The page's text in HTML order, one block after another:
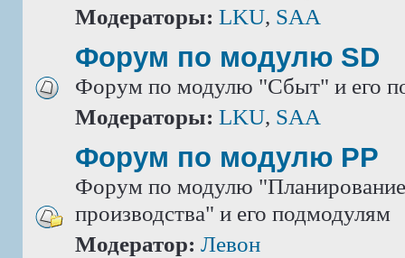
Модераторы: LKU, SAA
Форум по модулю SD
Форум по модулю "Сбыт" и его
Модераторы: LKU, SAA
Форум по модулю РР
Форум по модулю "Планирование
производства" и его подмодулям
Модератор: Левон